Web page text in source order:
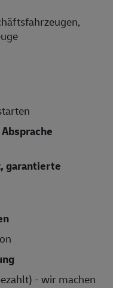
Absprache
garantierte
- wir machen